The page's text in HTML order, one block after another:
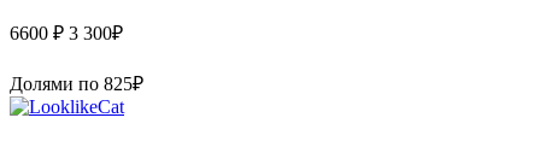
6600 ₽ 3 300₽
Долями по 825₽